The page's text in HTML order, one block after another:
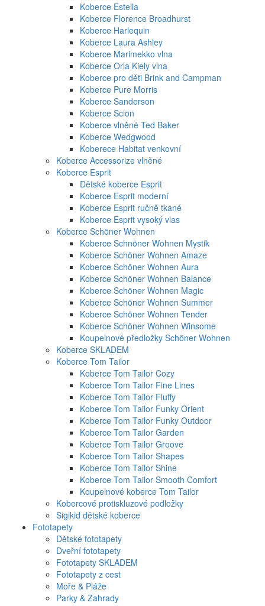
Koberce Estella
Koberce Florence Broadhurst
Koberce Harlequin
Koberce Laura Ashley
Koberce Marimekko vlna
Koberce Orla Kiely vlna
Koberce pro děti Brink and Campman
Koberce Pure Morris
Koberce Sanderson
Koberce Scion
Koberce vlněné Ted Baker
Koberce Wedgwood
Koberece Habitat venkovní
Koberce Accessorize vlněné
Koberce Esprit
Dětské koberce Esprit
Koberce Esprit moderní
Koberce Esprit ručně tkané
Koberce Esprit vysoký vlas
Koberce Schöner Wohnen
Koberce Schnöner Wohnen Mystik
Koberce Schöner Wohnen Amaze
Koberce Schöner Wohnen Aura
Koberce Schöner Wohnen Balance
Koberce Schöner Wohnen Magic
Koberce Schöner Wohnen Summer
Koberce Schöner Wohnen Tender
Koberce Schöner Wohnen Winsome
Koupelnové předložky Schöner Wohnen
Koberce SKLADEM
Koberce Tom Tailor
Koberce Tom Tailor Cozy
Koberce Tom Tailor Fine Lines
Koberce Tom Tailor Fluffy
Koberce Tom Tailor Funky Orient
Koberce Tom Tailor Funky Outdoor
Koberce Tom Tailor Garden
Koberce Tom Tailor Groove
Koberce Tom Tailor Shapes
Koberce Tom Tailor Shine
Koberce Tom Tailor Smooth Comfort
Koupelnové koberce Tom Tailor
Kobercové protiskluzové podložky
Sigikid dětské koberce
Fototapety
Dětské fototapety
Dveřní fototapety
Fototapety SKLADEM
Fototapety z cest
Moře & Pláže
Parky & Zahrady